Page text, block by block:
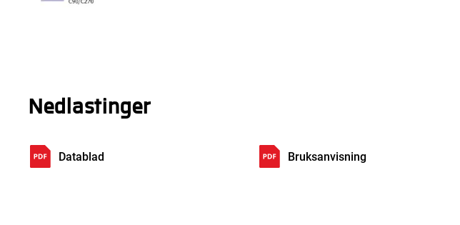
Nedlastinger
Datablad Bruksanvisning